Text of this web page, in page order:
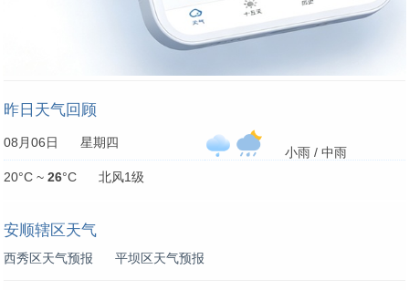
昨日天气回顾
08月06日 星期四
小雨 / 中雨
20°C ~ 26°C 北风1级
安顺辖区天气
西秀区天气预报 平坝区天气预报